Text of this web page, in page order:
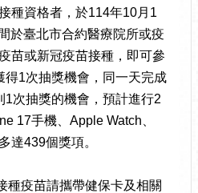
種資格者，於114年10月1
於臺北市合約醫療院所或疫
苗或新冠疫苗接種，即可參
得1次抽獎機會，同一天完成
1次抽獎的機會，預計進行2
17手機、Apple Watch、
達439個獎項。
疫苗請攜帶健保卡及相關